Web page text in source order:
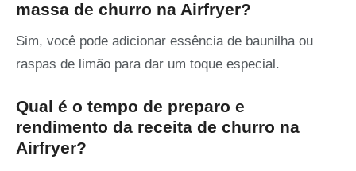
massa de churro na Airfryer?
Sim, você pode adicionar essência de baunilha ou
raspas de limão para dar um toque especial.
Qual é o tempo de preparo e
rendimento da receita de churro na
Airfryer?